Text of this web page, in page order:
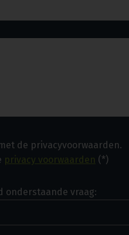
de privacyvoorwaarden.
privacy voorwaarden (*)
onderstaande vraag: